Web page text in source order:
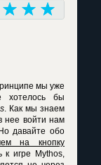
мы уже
хотелось бы
. Как мы знаем
нее войти нам
давайте обо
на кнопку
к игре Mythos,